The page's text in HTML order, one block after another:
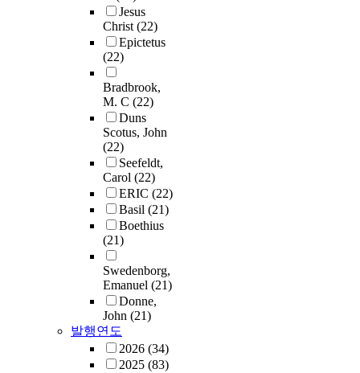
Jesus
Christ(22)
Epictetus
(22)
Bradbrook,
M. C (22)
Duns
Scotus, John
(22)
Seefeldt,
Carol (22)
ERIC (22)
Basil (21)
Boethius
(21)
Swedenborg,
Emanuel (21)
Donne,
John (21)
발행연도
2026 (34)
2025 (83)